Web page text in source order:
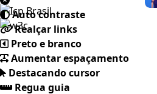
Auto contraste
Realçar links
Preto e branco
Aumentar espaçamento
Destacando cursor
Regua guia